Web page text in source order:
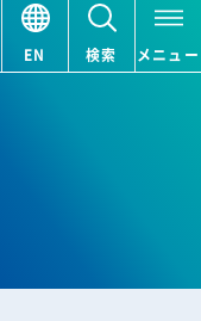
EN 検索 メニュー